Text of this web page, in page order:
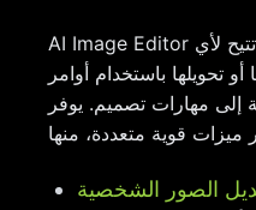
AI Image Editor هو أداة مجانية عبر الإنترنت تتيح لأي
تحويلها باستخدام أوامر
مهارات تصميم. يوفر